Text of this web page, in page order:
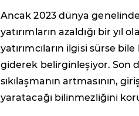
Ancak 2023 dünya
yatırımların azaldığı bir
yatırımcıların ilgisi sürse
giderek belirginleşiyor. Son
sıkılaşmanın artmasının,
yaratacağı bilinmezliğini